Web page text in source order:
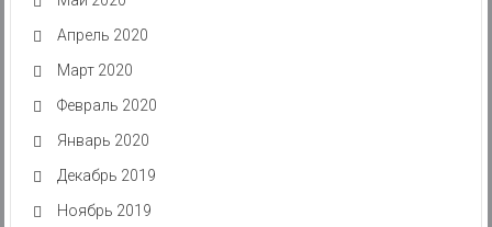
Апрель 2020
Март 2020
Февраль 2020
Январь 2020
Декабрь 2019
Ноябрь 2019